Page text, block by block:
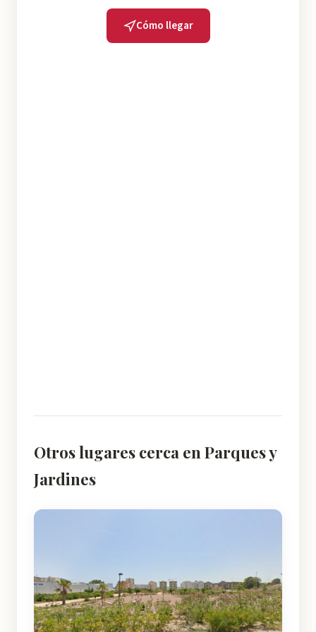
Cómo llegar
Otros lugares cerca en Parques y
Jardines